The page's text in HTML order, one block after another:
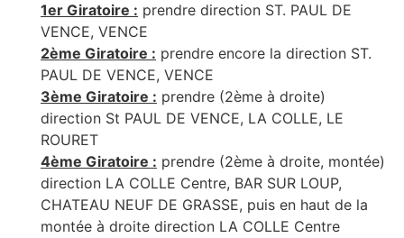
1er Giratoire : prendre direction ST. PAUL DE
VENCE, VENCE
2ème Giratoire : prendre encore la direction ST.
PAUL DE VENCE, VENCE
3ème Giratoire : prendre (2ème à droite)
direction St PAUL DE VENCE, LA COLLE, LE
ROURET
4ème Giratoire : prendre (2ème à droite, montée)
direction LA COLLE Centre, BAR SUR LOUP,
CHATEAU NEUF DE GRASSE, puis en haut de la
montée à droite direction LA COLLE Centre